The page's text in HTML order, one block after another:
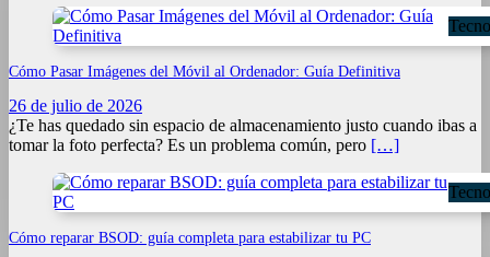
Cómo Pasar Imágenes del Móvil al Ordenador: Guía Definitiva
26 de julio de 2026
¿Te has quedado sin espacio de almacenamiento justo cuando ibas a
tomar la foto perfecta? Es un problema común, pero […]
Cómo reparar BSOD: guía completa para estabilizar tu PC